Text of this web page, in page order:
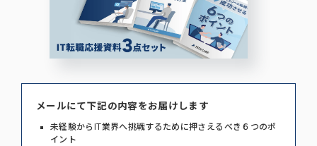
メールにて下記の内容をお届けします
未経験からIT業界へ挑戦するために押さえるべき６つのポ
イント